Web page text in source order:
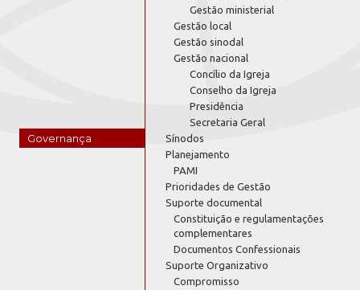
Governança
Gestão ministerial
Gestão local
Gestão sinodal
Gestão nacional
Concílio da Igreja
Conselho da Igreja
Presidência
Secretaria Geral
Sínodos
Planejamento
PAMI
Prioridades de Gestão
Suporte documental
Constituição e regulamentações
complementares
Documentos Confessionais
Suporte Organizativo
Compromisso